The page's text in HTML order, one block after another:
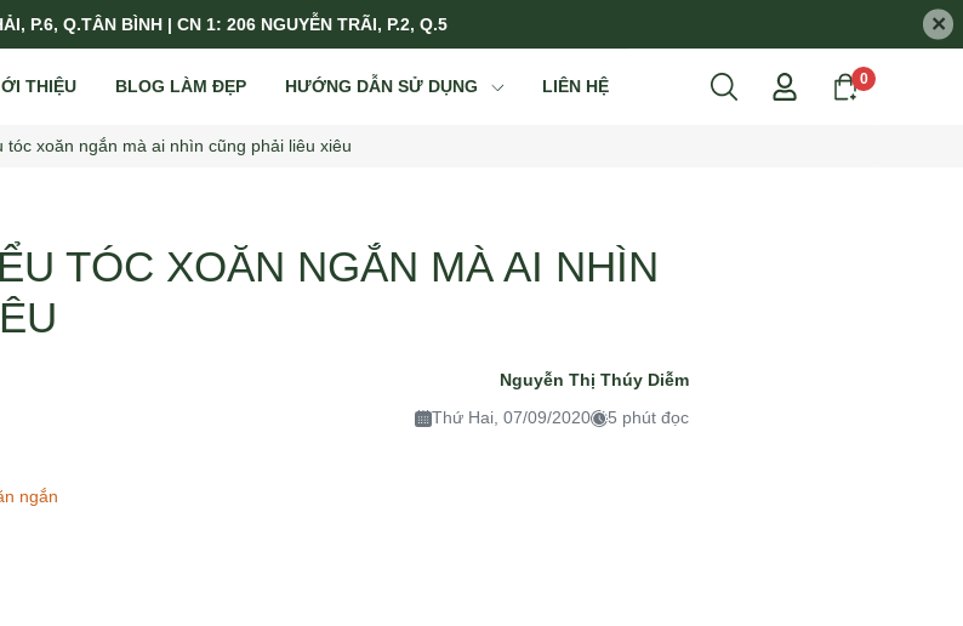
P.6, Q.TÂN BÌNH | CN 1: 206 NGUYỄN TRÃI, P.2, Q.5 ×
THIỆU BLOG LÀM ĐẸP HƯỚNG DẪN SỬ DỤNG LIÊN HỆ 0
tóc xoăn ngắn mà ai nhìn cũng phải liêu xiêu
TÓC XOĂN NGẮN MÀ AI NHÌN
Nguyễn Thị Thúy Diễm
Thứ Hai, 07/09/2020
5 phút đọc
ngắn